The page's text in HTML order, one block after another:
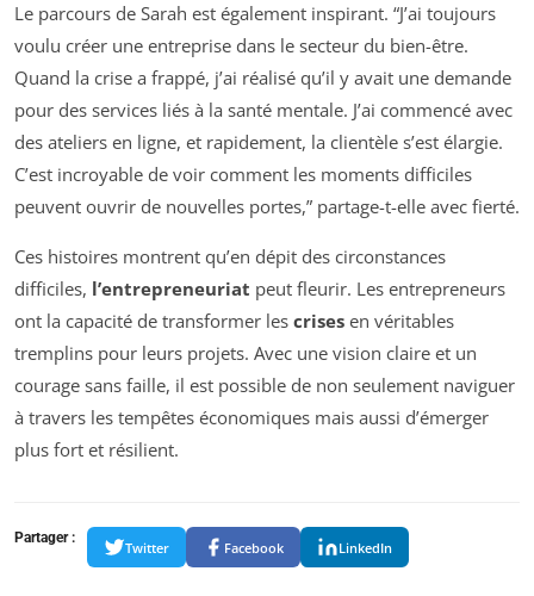
Le parcours de Sarah est également inspirant. “J’ai toujours
voulu créer une entreprise dans le secteur du bien-être.
Quand la crise a frappé, j’ai réalisé qu’il y avait une demande
pour des services liés à la santé mentale. J’ai commencé avec
des ateliers en ligne, et rapidement, la clientèle s’est élargie.
C’est incroyable de voir comment les moments difficiles
peuvent ouvrir de nouvelles portes,” partage-t-elle avec fierté.
Ces histoires montrent qu’en dépit des circonstances
difficiles, l’entrepreneuriat peut fleurir. Les entrepreneurs
ont la capacité de transformer les crises en véritables
tremplins pour leurs projets. Avec une vision claire et un
courage sans faille, il est possible de non seulement naviguer
à travers les tempêtes économiques mais aussi d’émerger
plus fort et résilient.
Partager :
Twitter Facebook LinkedIn